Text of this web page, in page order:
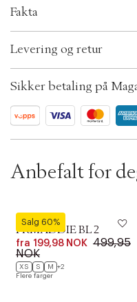
i
o
n
Fakta
EAN: 5715574016405
Ax numbers: 06782572
ID: BKJP58-5K1C
Levering og retur
Sikker betaling på
Anbefalt for
Salg 60%
Fransa
FRMADDIE BL 2
fra 199,98 NOK 499,95
NOK
XS S M
+2
Flere farger